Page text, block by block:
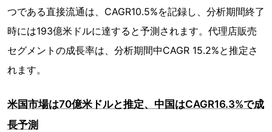
つである直接流通は、CAGR10.5%を記録し、分析期間終了
時には193億米ドルに達すると予測されます。代理店販売
セグメントの成長率は、分析期間中CAGR 15.2%と推定さ
れます。
米国市場は70億米ドルと推定、中国はCAGR16.3%で成
長予測